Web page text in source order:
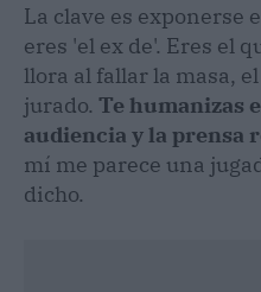
La clave es exponerse
eres 'el ex de'. Eres el
llora al fallar la masa,
jurado. Te humanizas
audiencia y la prensa
mí me parece una
dicho.